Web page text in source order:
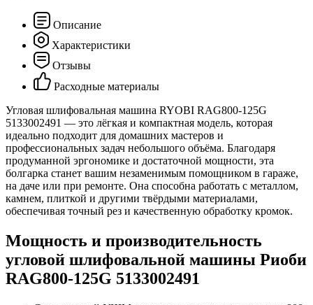
Описание
Характеристики
Отзывы
Расходные материалы
Угловая шлифовальная машина RYOBI RAG800-125G
5133002491 — это лёгкая и компактная модель, которая
идеально подходит для домашних мастеров и
профессиональных задач небольшого объёма. Благодаря
продуманной эргономике и достаточной мощности, эта
болгарка станет вашим незаменимым помощником в гараже,
на даче или при ремонте. Она способна работать с металлом,
камнем, плиткой и другими твёрдыми материалами,
обеспечивая точный рез и качественную обработку кромок.
Мощность и производительность
угловой шлифовальной машины Риоби
RAG800-125G 5133002491